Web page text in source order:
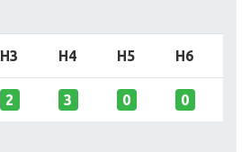
H3 H4 H5 H6
2 3 0 0